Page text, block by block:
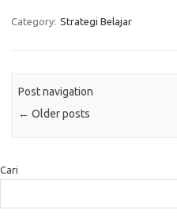
Category: Strategi Belajar
Post navigation
← Older posts
Cari